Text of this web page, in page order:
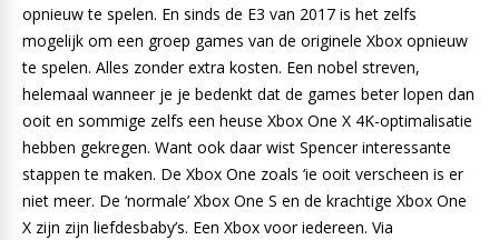
opnieuw te spelen. En sinds de E3 van 2017 is het zelfs
mogelijk om een groep games van de originele Xbox opnieuw
te spelen. Alles zonder extra kosten. Een nobel streven,
helemaal wanneer je je bedenkt dat de games beter lopen dan
ooit en sommige zelfs een heuse Xbox One X 4K-optimalisatie
hebben gekregen. Want ook daar wist Spencer interessante
stappen te maken. De Xbox One zoals ‘ie ooit verscheen is er
niet meer. De ‘normale’ Xbox One S en de krachtige Xbox One
X zijn zijn liefdesbaby’s. Een Xbox voor iedereen. Via